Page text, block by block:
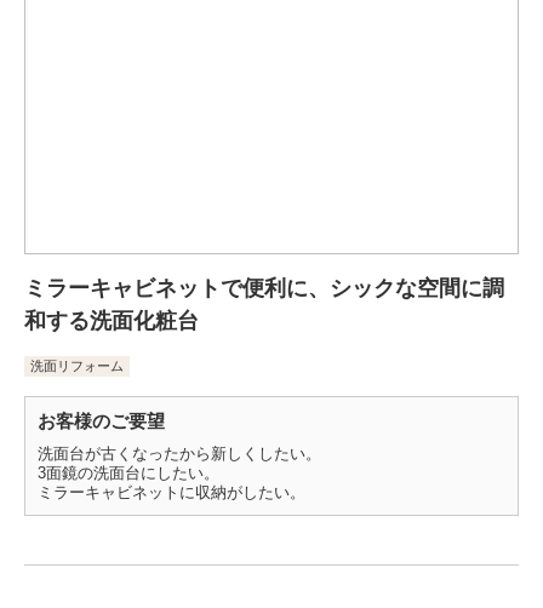
ミラーキャビネットで便利に、シックな空間に調
和する洗面化粧台
洗面リフォーム
お客様のご要望
洗面台が古くなったから新しくしたい。
3面鏡の洗面台にしたい。
ミラーキャビネットに収納がしたい。